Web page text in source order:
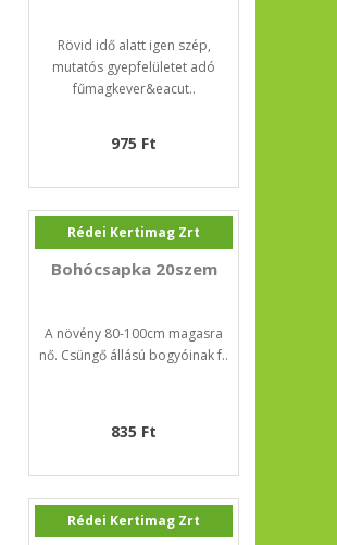
Rövid idő alatt igen szép,
mutatós gyepfelületet adó
fűmagkever&eacut..
975 Ft
Rédei Kertimag Zrt
Bohócsapka 20szem
A növény 80-100cm magasra
nő. Csüngő állású bogyóinak f..
835 Ft
Rédei Kertimag Zrt